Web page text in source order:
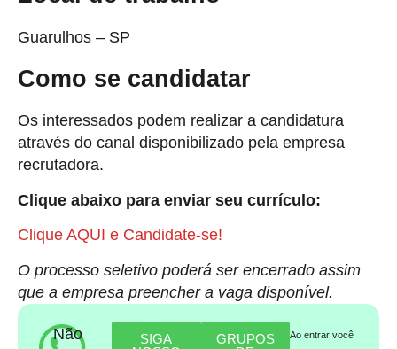
Guarulhos – SP
Como se candidatar
Os interessados podem realizar a candidatura
através do canal disponibilizado pela empresa
recrutadora.
Clique abaixo para enviar seu currículo:
Clique AQUI e Candidate-se!
O processo seletivo poderá ser encerrado assim
que a empresa preencher a vaga disponível.
Não
SIGA
GRUPOS
Ao entrar você